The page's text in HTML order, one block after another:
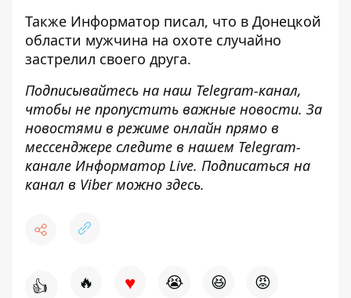
Также Информатор писал, что в Донецкой
области мужчина на охоте случайно
застрелил своего друга.
Подписывайтесь на наш Telegram-канал,
чтобы не пропустить важные новости. За
новостями в режиме онлайн прямо в
мессенджере следите в нашем Telegram-
канале Информатор Live. Подписаться на
канал в Viber можно здесь.
👍 🔥 ♥ 😭 😆 😡